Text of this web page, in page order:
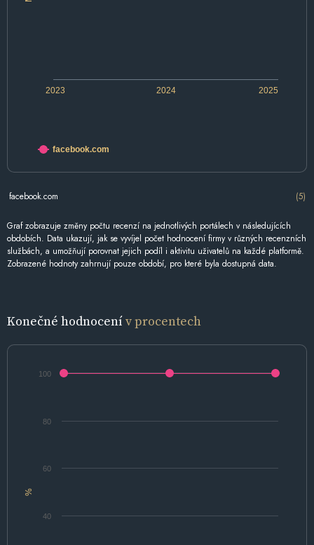
2023 2024 2025
facebook.com
facebook.com (5)
Graf zobrazuje změny počtu recenzí na jednotlivých portálech v následujících
obdobích. Data ukazují, jak se vyvíjel počet hodnocení firmy v různých recenzních
službách, a umožňují porovnat jejich podíl i aktivitu uživatelů na každé platformě.
Zobrazené hodnoty zahrnují pouze období, pro které byla dostupná data.
Konečné hodnocenív procentech
%
40
60
80
100